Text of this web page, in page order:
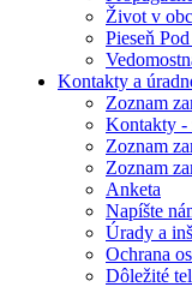
Život v
Pieseň
Kontakty a
Zoznam
Kontakty -
Zoznam
Zoznam
Anketa
Napíšte
Úrady a
Ochrana
Dôležité